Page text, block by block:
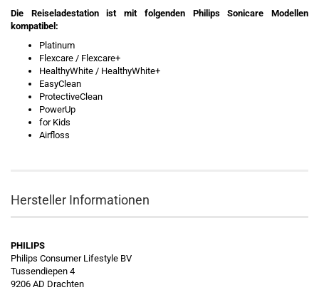
Die Reiseladestation ist mit folgenden Philips Sonicare Modellen
kompatibel:
Platinum
Flexcare / Flexcare+
HealthyWhite / HealthyWhite+
EasyClean
ProtectiveClean
PowerUp
for Kids
Airfloss
Hersteller Informationen
PHILIPS
Philips Consumer Lifestyle BV
Tussendiepen 4
9206 AD Drachten